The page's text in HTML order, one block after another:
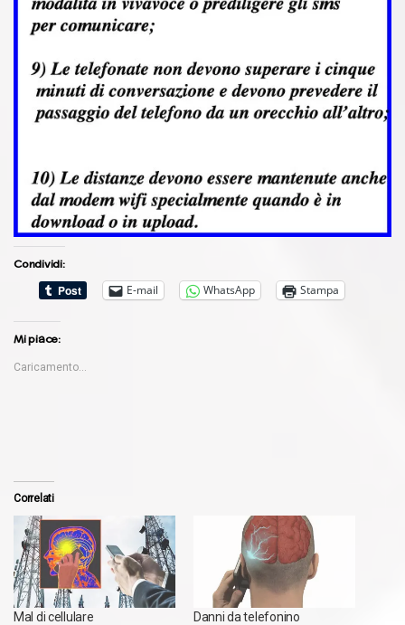
Condividi:
E-mail
WhatsApp Stampa
Mi piace:
Caricamento...
Correlati
Mal di cellulare
Danni da telefonino